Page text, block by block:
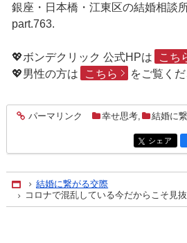
銀座・日本橋・江東区の結婚相談
part.763.
💖ボンデクリック 公式HPは こち
💖男性の方は
こちら をご覧くだ
entry2393
パーマリンク 幸せ思考, 結婚に
entry2393
シェア
Home
結婚に繋がる交際
コロナで混乱している今だからこそ見